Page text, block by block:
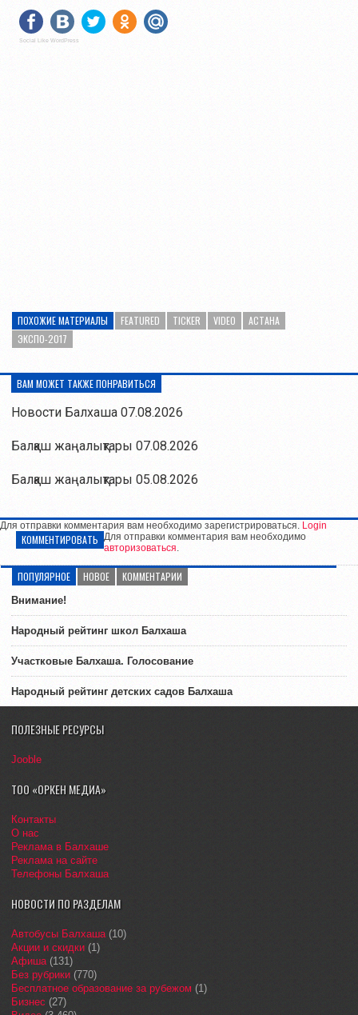
Social Like WordPress
ПОХОЖИЕ МАТЕРИАЛЫ FEATURED TICKER VIDEO
АСТАНА
ЭКСПО-2017
ВАМ МОЖЕТ ТАКЖЕ ПОНРАВИТЬСЯ
Новости Балхаша 07.08.2026
Балқаш жаңалықтары 07.08.2026
Балқаш жаңалықтары 05.08.2026
Для отправки комментария вам необходимо зарегистрироваться. Login
КОММЕНТИРОВАТЬ Для отправки комментария вам необходимо
авторизоваться.
ПОПУЛЯРНОЕ НОВОЕ КОММЕНТАРИИ
Внимание!
Народный рейтинг школ Балхаша
Участковые Балхаша. Голосование
Народный рейтинг детских садов Балхаша
ПОЛЕЗНЫЕ РЕСУРСЫ
Jooble
ТОО «ОРКЕН МЕДИА»
Контакты
О нас
Реклама в Балхаше
Реклама на сайте
Телефоны Балхаша
НОВОСТИ ПО РАЗДЕЛАМ
Автобусы Балхаша(10)
Акции и скидки (1)
Афиша(131)
Без рубрики (770)
Бесплатное образование за рубежом (1)
Бизнес (27)